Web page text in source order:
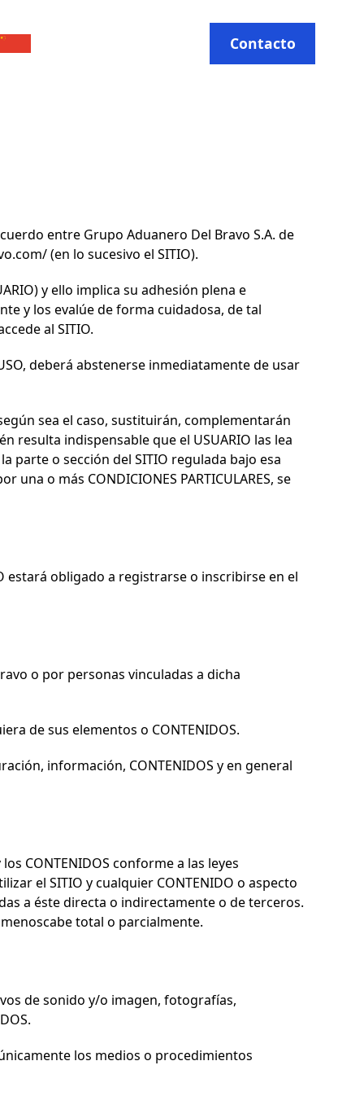
Contacto
entre Grupo Aduanero Del Bravo S.A. de
/ (en lo sucesivo el SITIO).
y ello implica su adhesión plena e
y los evalúe de forma cuidadosa, de tal
al SITIO.
deberá abstenerse inmediatamente de usar
sea el caso, sustituirán, complementarán
resulta indispensable que el USUARIO las lea
parte o sección del SITIO regulada bajo esa
una o más CONDICIONES PARTICULARES, se
estará obligado a registrarse o inscribirse en el
o por personas vinculadas a dicha
de sus elementos o CONTENIDOS.
información, CONTENIDOS y en general
CONTENIDOS conforme a las leyes
el SITIO y cualquier CONTENIDO o aspecto
a éste directa o indirectamente o de terceros.
total o parcialmente.
de sonido y/o imagen, fotografías,
los medios o procedimientos